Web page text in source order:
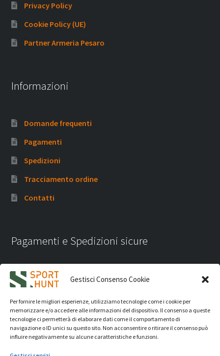
Gestisci Consenso Cookie
Per fornire le migliori esperienze, utilizziamo tecnologie come i cookie per
memorizzare e/o accedere alle informazioni del dispositivo. Il consenso a queste
tecnologie ci permetterà di elaborare dati come il comportamento di
navigazione o ID unici su questo sito. Non acconsentire o ritirare il consenso può
influire negativamente su alcune caratteristiche e funzioni.
Privacy Policy
Cookie Policy (UE)
Partner Armeria Pesaro
Informazioni
Domande frequenti
Pagamenti
Spedizioni
Tracciamento ordine
Contatti
Pagamenti e Spedizioni sicure